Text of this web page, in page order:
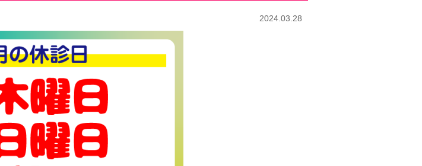
2024.03.28